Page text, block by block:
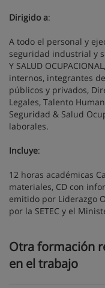
Dirigido a:
A todo el personal y
seguridad industrial y
Y SALUD
internos, integrantes
públicos y privados,
Legales, Talento
Seguridad & Salud
laborales.
Incluye:
12 horas académicas
materiales, CD con
emitido por Liderazgo
por la SETEC y el
Otra formación
en el trabajo